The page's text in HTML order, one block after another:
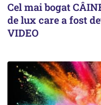
Cel mai bogat
de lux care a fost
VIDEO